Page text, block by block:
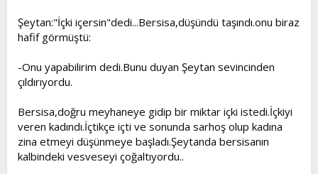
Şeytan:"İçki içersin"dedi...Bersisa,düşündü taşındı.onu biraz
hafif görmüştü:
-Onu yapabilirim dedi.Bunu duyan Şeytan sevincinden
çıldırıyordu.
Bersisa,doğru meyhaneye gidip bir miktar içki istedi.İçkiyi
veren kadındı.İçtikçe içti ve sonunda sarhoş olup kadına
zina etmeyi düşünmeye başladı.Şeytanda bersisanın
kalbindeki vesveseyi çoğaltıyordu..